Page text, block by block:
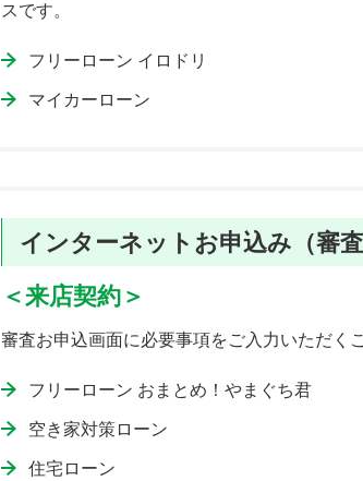
スです。
フリーローン イロドリ
マイカーローン
インターネットお申込み（審査
＜来店契約＞
審査お申込画面に必要事項をご入力いただく
フリーローン おまとめ！やまぐち君
空き家対策ローン
住宅ローン